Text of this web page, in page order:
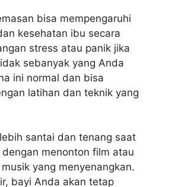
bisa mempengaruhi
kesehatan ibu secara
stress atau panik jika
sebanyak yang Anda
ini normal dan bisa
latihan dan teknik yang
santai dan tenang saat
dengan menonton film atau
yang menyenangkan.
bayi Anda akan tetap